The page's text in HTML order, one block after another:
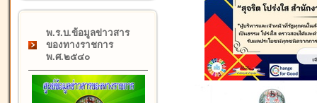
พ.ร.บ.ข้อมูลข่าวสาร
ของทางราชการ
พ.ศ.๒๕๔๐